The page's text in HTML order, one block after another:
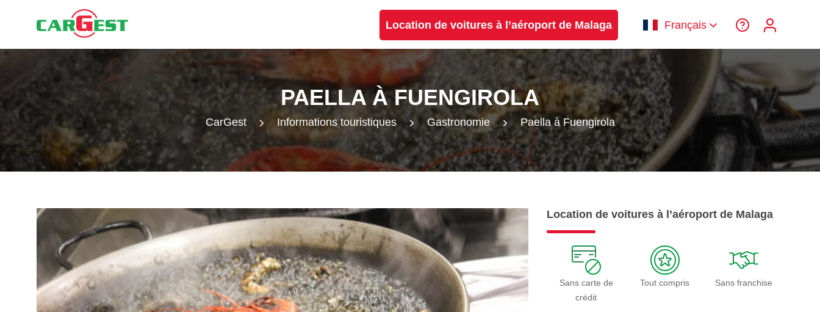
Location de voitures à l’aéroport de Malaga Français
PAELLA À FUENGIROLA
CarGest Informations touristiques Gastronomie Paella à Fuengirola
Location de voitures à l’aéroport de Malaga
Sans carte de
crédit
Tout compris Sans franchise